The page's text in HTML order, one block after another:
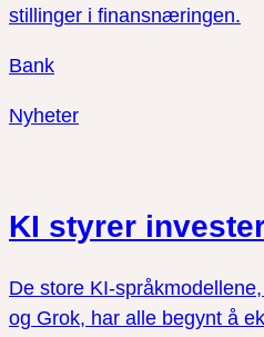
stillinger i finansnæringen.
Bank
Nyheter
KI styrer
De store KI-
og Grok, har alle begynt å